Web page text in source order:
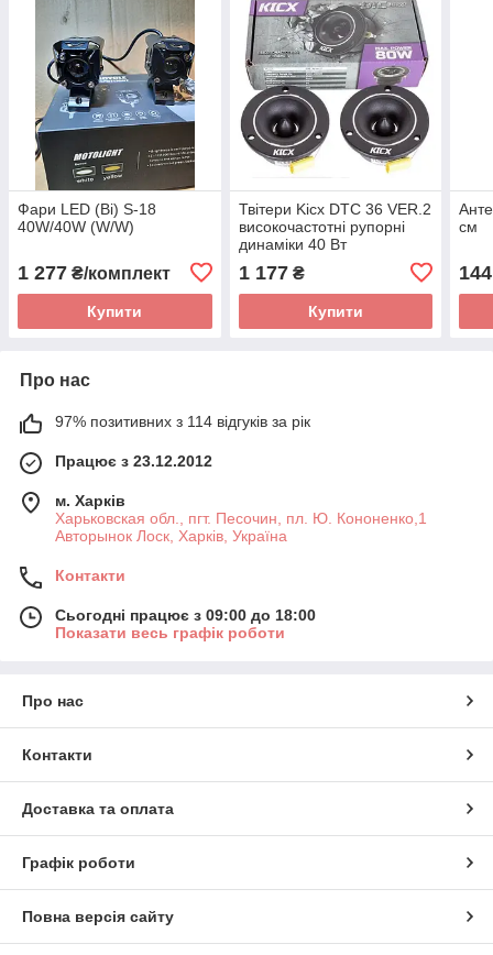
Фари LED (Bi) S-18
40W/40W (W/W)
1 277 ₴/комплект
Купити
Твітери Kicx DTC 36 VER.2
високочастотні рупорні
динаміки 40 Вт
1 177₴
Купити
см
144
Про нас
97% позитивних з 114 відгуків за рік
Працює з 23.12.2012
м. Харків
Харьковская обл., пгт. Песочин, пл. Ю. Кононенко,1
Авторынок Лоск, Харків, Україна
Контакти
Сьогодні працює з 09:00 до 18:00
Показати весь графік роботи
Про нас
Контакти
Доставка та оплата
Графік роботи
Повна версія сайту